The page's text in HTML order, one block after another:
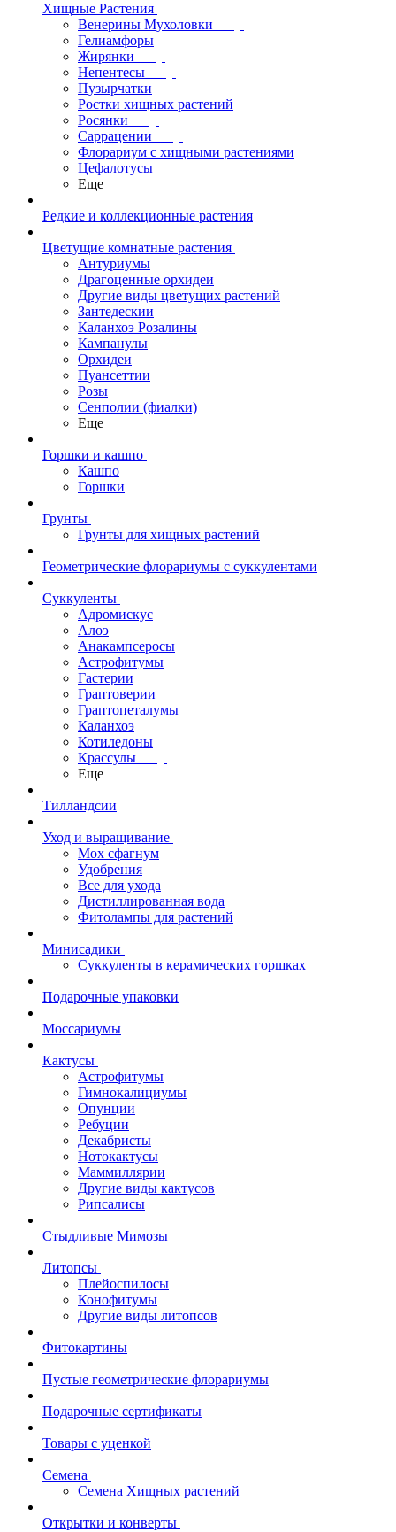
Хищные Растения
Венерины Мухоловки
Гелиамфоры
Жирянки
Непентесы
Пузырчатки
Ростки хищных растений
Росянки
Саррацении
Флорариум с хищными растениями
Цефалотусы
Еще
Редкие и коллекционные растения
Цветущие комнатные растения
Антуриумы
Драгоценные орхидеи
Другие виды цветущих растений
Зантедескии
Каланхоэ Розалины
Кампанулы
Орхидеи
Пуансеттии
Розы
Сенполии (фиалки)
Еще
Горшки и кашпо
Кашпо
Горшки
Грунты
Грунты для хищных растений
Геометрические флорариумы с суккулентами
Суккуленты
Адромискус
Алоэ
Анакампсеросы
Астрофитумы
Гастерии
Граптоверии
Граптопеталумы
Каланхоэ
Котиледоны
Крассулы
Еще
Тилландсии
Уход и выращивание
Мох сфагнум
Удобрения
Все для ухода
Дистиллированная вода
Фитолампы для растений
Минисадики
Суккуленты в керамических горшках
Подарочные упаковки
Моссариумы
Кактусы
Астрофитумы
Гимнокалициумы
Опунции
Ребуции
Декабристы
Нотокактусы
Маммиллярии
Другие виды кактусов
Рипсалисы
Стыдливые Мимозы
Литопсы
Плейоспилосы
Конофитумы
Другие виды литопсов
Фитокартины
Пустые геометрические флорариумы
Подарочные сертификаты
Товары с уценкой
Семена
Семена Хищных растений
Открытки и конверты